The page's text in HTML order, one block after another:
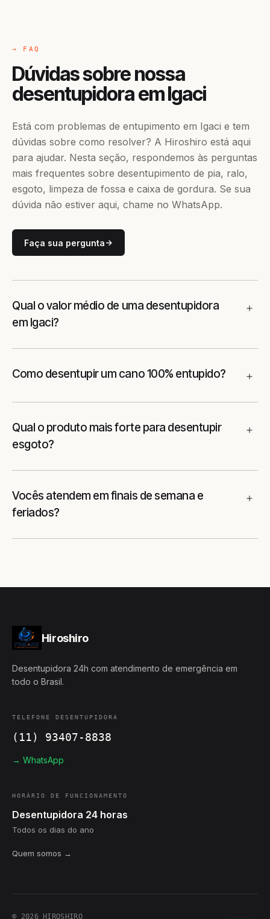
→ FAQ
Dúvidas sobre nossa
desentupidora em Igaci
Está com problemas de entupimento em Igaci e tem
dúvidas sobre como resolver? A Hiroshiro está aqui
para ajudar. Nesta seção, respondemos às perguntas
mais frequentes sobre desentupimento de pia, ralo,
esgoto, limpeza de fossa e caixa de gordura. Se sua
dúvida não estiver aqui, chame no WhatsApp.
Faça sua pergunta
Qual o valor médio de uma desentupidora
em Igaci?
Como desentupir um cano 100% entupido?
Qual o produto mais forte para desentupir
esgoto?
Vocês atendem em finais de semana e
feriados?
Hiroshiro
Desentupidora 24h com atendimento de emergência em
todo o Brasil.
TELEFONE DESENTUPIDORA
(11) 93407-8838
→ WhatsApp
HORÁRIO DE FUNCIONAMENTO
Desentupidora 24 horas
Todos os dias do ano
Quem somos →
© 2026 HIROSHIRO